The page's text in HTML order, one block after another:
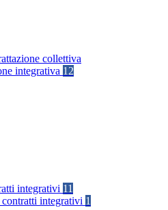
collettiva
integrativa 12
integrativi 11
integrativi 1